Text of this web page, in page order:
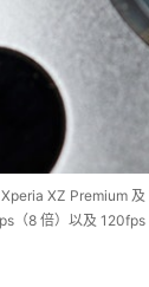
XZ Premium
（8 倍）以及